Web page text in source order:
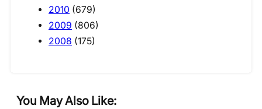
2010 (679)
2009 (806)
2008 (175)
You May Also Like: